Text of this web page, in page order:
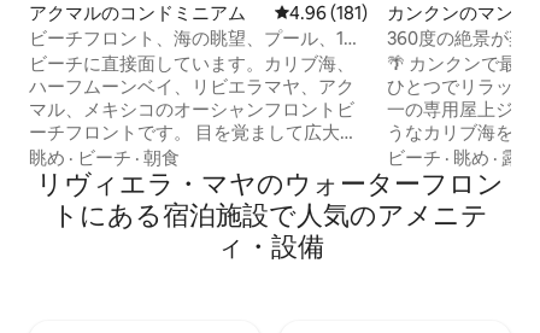
アクマルのコンドミニアム レビュー181件、5つ星中4.96つ
4.96 (181)
ビーチフロント、海の眺望、プール、1～
4人用アクマルMX
ビーチに直接面しています。カリブ海、
ハーフムーンベイ、リビエラマヤ、アク
マル、メキシコのオーシャンフロントビ
ーチフロントです。 目を覚まして広大な
海、ヤシの木、人里離れたビーチ、熱帯
の鳥の鳴き声、素晴らしい日の出を眺め
ることを想像してみてください。平和、
リラクゼーション、文化、食べ物、そし
眺め · ビーチ · 朝食
カンクンのマンシ
ート
360度の絶景が楽
用ジャグジー＋屋
🌴 カンクンで最
ひとつでリラックスしよ
一の専用屋上ジャ
うなカリブ海を眺め
ヤ・トルトゥガ
ーの真向かい。 🌃 カンクンのナイトライ
フからわずか5分 📶 高速
場 🔑 セルフチェックイン 💬 専任チーム
ビーチ · 眺め · 露
リヴィエラ・マヤのウォーターフロン
トにある宿泊施設で人気のアメニテ
ィ・設備